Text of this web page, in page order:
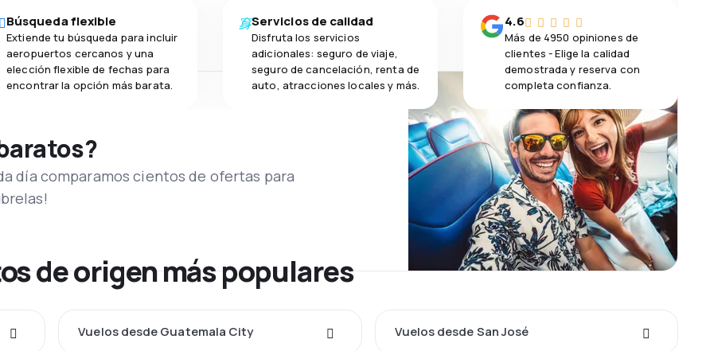
Búsqueda flexible
Extiende tu búsqueda para incluir
aeropuertos cercanos y una
elección flexible de fechas para
encontrar la opción más barata.
Servicios de calidad
Disfruta los servicios
adicionales: seguro de viaje,
seguro de cancelación, renta de
auto, atracciones locales y más.
4.6
Más de 4950 opiniones de
clientes - Elige la calidad
demostrada y reserva con
completa confianza.
día comparamos cientos de ofertas para
de origen más populares
Vuelos desde Guatemala City Vuelos desde San José